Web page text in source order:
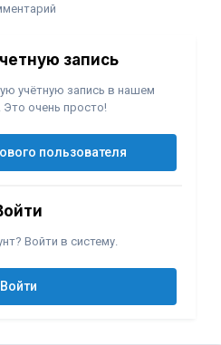
запись
учётную запись в нашем
очень просто!
пользователя
Войти в систему.
Войти